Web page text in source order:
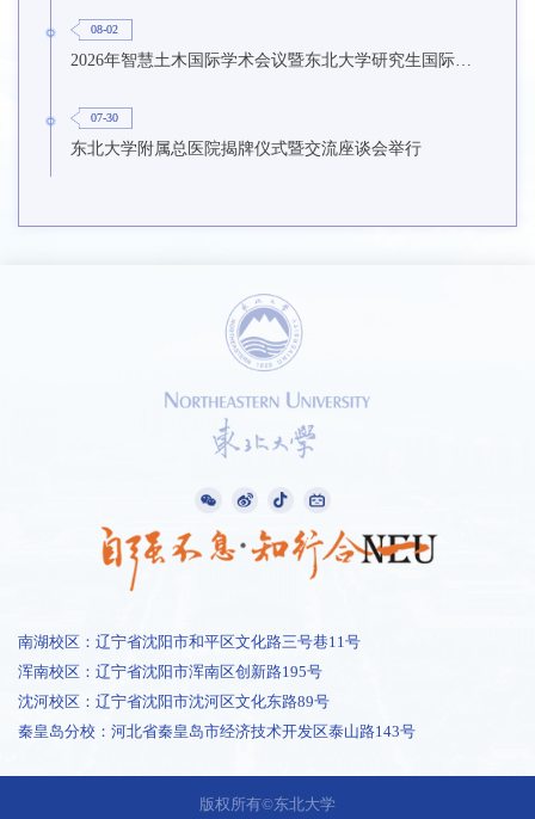
08-02
2026年智慧土木国际学术会议暨东北大学研究生国际暑期学校第九期在东北大学召开
07-30
东北大学附属总医院揭牌仪式暨交流座谈会举行
南湖校区：辽宁省沈阳市和平区文化路三号巷11号
浑南校区：辽宁省沈阳市浑南区创新路195号
沈河校区：辽宁省沈阳市沈河区文化东路89号
秦皇岛分校：河北省秦皇岛市经济技术开发区泰山路143号
版权所有©东北大学
1 /0